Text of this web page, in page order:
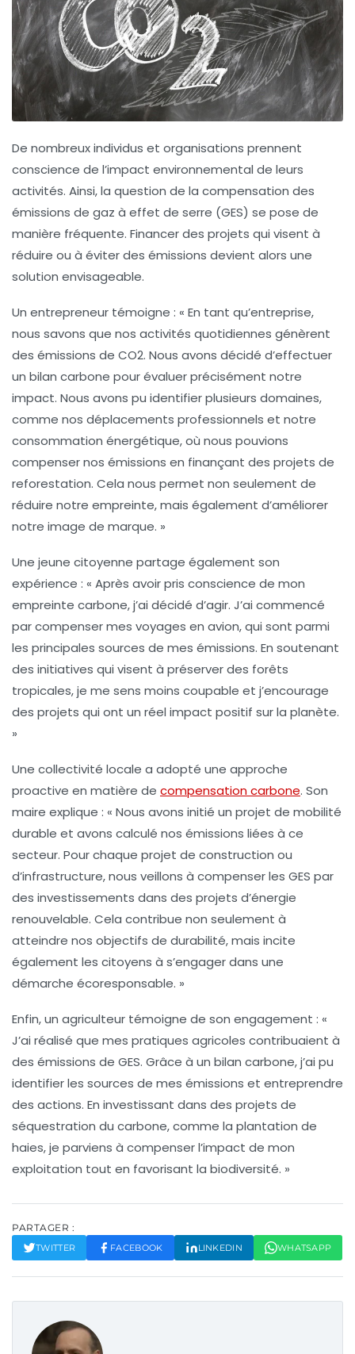
De nombreux individus et organisations prennent
conscience de l’impact environnemental de leurs
activités. Ainsi, la question de la compensation des
émissions de gaz à effet de serre (GES) se pose de
manière fréquente. Financer des projets qui visent à
réduire ou à éviter des émissions devient alors une
solution envisageable.
Un entrepreneur témoigne : « En tant qu’entreprise,
nous savons que nos activités quotidiennes génèrent
des émissions de CO2. Nous avons décidé d’effectuer
un bilan carbone pour évaluer précisément notre
impact. Nous avons pu identifier plusieurs domaines,
comme nos déplacements professionnels et notre
consommation énergétique, où nous pouvions
compenser nos émissions en finançant des projets de
reforestation. Cela nous permet non seulement de
réduire notre empreinte, mais également d’améliorer
notre image de marque. »
Une jeune citoyenne partage également son
expérience : « Après avoir pris conscience de mon
empreinte carbone, j’ai décidé d’agir. J’ai commencé
par compenser mes voyages en avion, qui sont parmi
les principales sources de mes émissions. En soutenant
des initiatives qui visent à préserver des forêts
tropicales, je me sens moins coupable et j’encourage
des projets qui ont un réel impact positif sur la planète.
»
Une collectivité locale a adopté une approche
proactive en matière de compensation carbone. Son
maire explique : « Nous avons initié un projet de mobilité
durable et avons calculé nos émissions liées à ce
secteur. Pour chaque projet de construction ou
d’infrastructure, nous veillons à compenser les GES par
des investissements dans des projets d’énergie
renouvelable. Cela contribue non seulement à
atteindre nos objectifs de durabilité, mais incite
également les citoyens à s’engager dans une
démarche écoresponsable. »
Enfin, un agriculteur témoigne de son engagement : «
J’ai réalisé que mes pratiques agricoles contribuaient à
des émissions de GES. Grâce à un bilan carbone, j’ai pu
identifier les sources de mes émissions et entreprendre
des actions. En investissant dans des projets de
séquestration du carbone, comme la plantation de
haies, je parviens à compenser l’impact de mon
exploitation tout en favorisant la biodiversité. »
PARTAGER :
TWITTER FACEBOOK LINKEDIN WHATSAPP